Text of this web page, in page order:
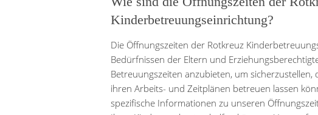
Kinderbetreuungseinrichtung?
Die Öffnungszeiten der Rotkreuz
Bedürfnissen der Eltern und
Betreuungszeiten anzubieten, um
ihren Arbeits- und Zeitplänen betreuen lassen
spezifische Informationen zu unseren